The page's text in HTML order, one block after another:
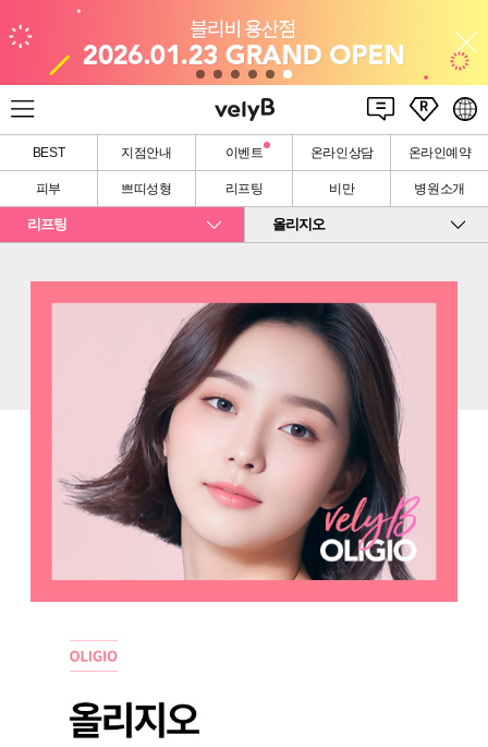
BEST 지점안내 이벤트 온라인상담 온라인예약
피부 쁘띠성형 리프팅 비만 병원소개
리프팅 올리지오